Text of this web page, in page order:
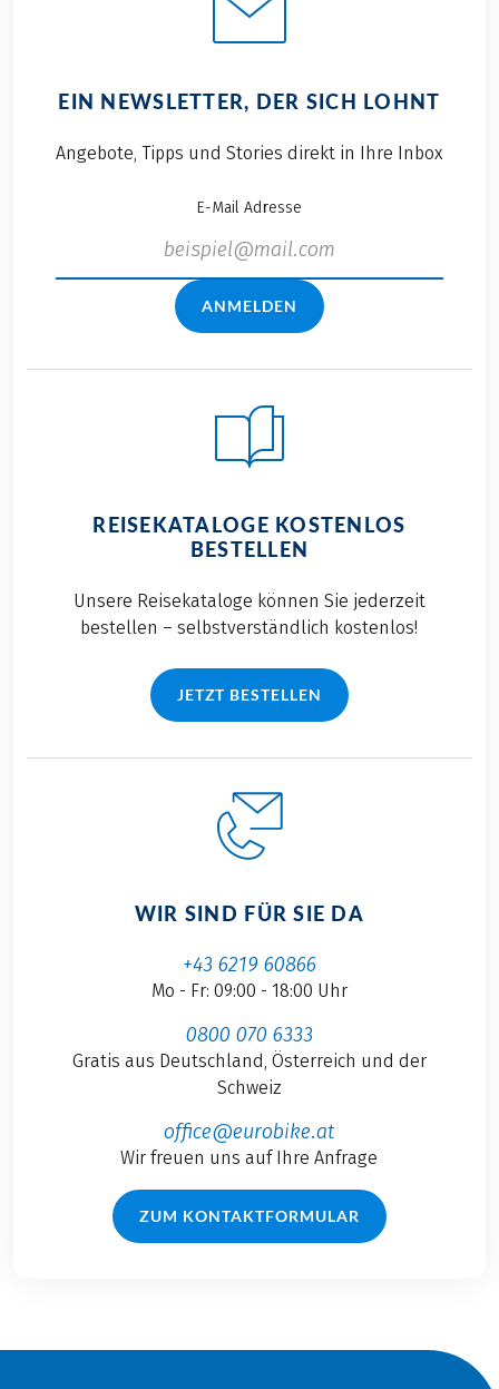
EIN NEWSLETTER, DER SICH LOHNT
Angebote, Tipps und Stories direkt in Ihre Inbox
E-Mail Adresse
ANMELDEN
REISEKATALOGE KOSTENLOS
BESTELLEN
Unsere Reisekataloge können Sie jederzeit
bestellen – selbstverständlich kostenlos!
JETZT BESTELLEN
WIR SIND FÜR SIE DA
+43 6219 60866
Mo - Fr: 09:00 - 18:00 Uhr
0800 070 6333
Gratis aus Deutschland, Österreich und der
Schweiz
office@eurobike.at
Wir freuen uns auf Ihre Anfrage
ZUM KONTAKTFORMULAR